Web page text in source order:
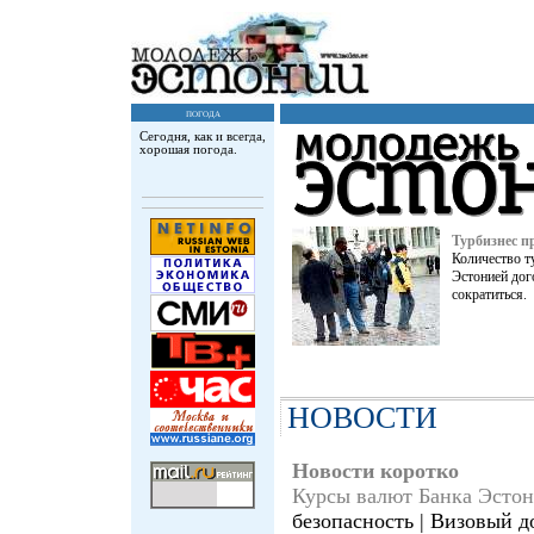
погода
Сегодня, как и всегда,
хорошая погода.
Турбизнес
Количество
Эстонией
сократиться.
НОВОСТИ
Новости коротко
Куpсы валют Банка
безопасность | Визовый